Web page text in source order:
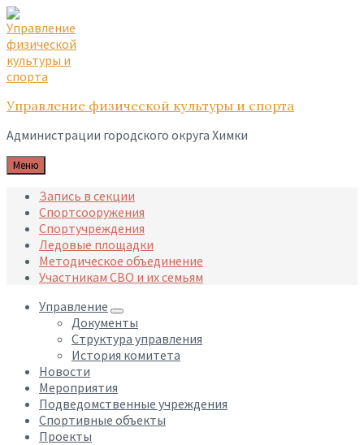
Skip
to
content
Skip
to
main
navigation
Skip
to
footer
Управление физической культуры и спорта
Администрации городского округа Химки
Меню
Запись в секции
Спортсооружения
Спортучреждения
Ледовые площадки
Методическое объединение
Участникам СВО и их семьям
Управление
Документы
Структура управления
История комитета
Новости
Мероприятия
Подведомственные учреждения
Спортивные объекты
Проекты